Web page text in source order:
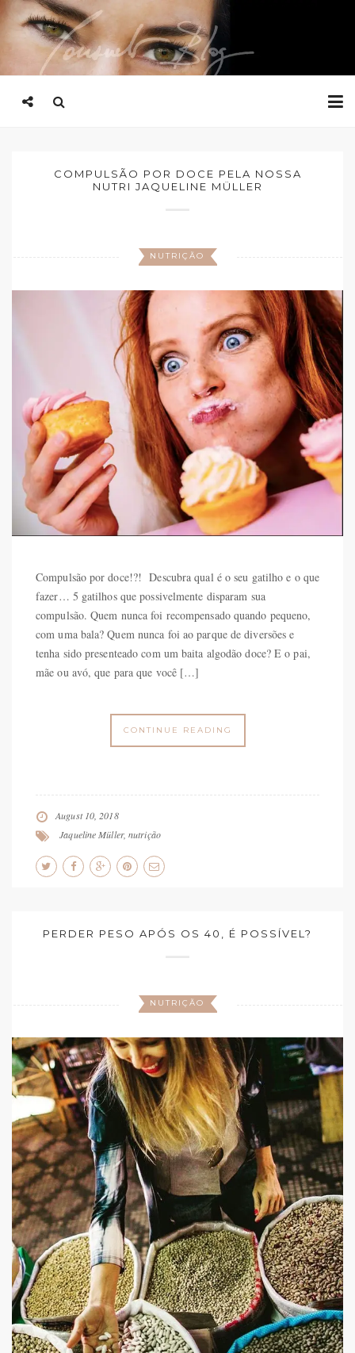
COMPULSÃO POR DOCE PELA NOSSA
NUTRI JAQUELINE MÜLLER
NUTRIÇÃO
Compulsão por doce!?! Descubra qual é o seu gatilho e o que
fazer… 5 gatilhos que possivelmente disparam sua
compulsão. Quem nunca foi recompensado quando pequeno,
com uma bala? Quem nunca foi ao parque de diversões e
tenha sido presenteado com um baita algodão doce? E o pai,
mãe ou avó, que para que você […]
CONTINUE READING
August 10, 2018
Jaqueline Müller,nutrição
PERDER PESO APÓS OS 40, É POSSÍVEL?
NUTRIÇÃO